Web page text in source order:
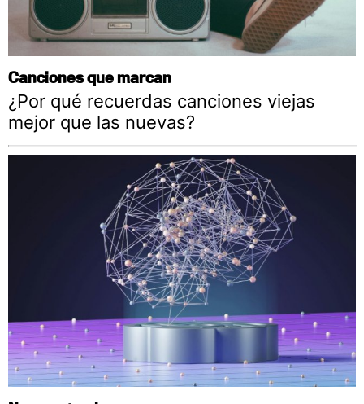
Canciones que marcan
¿Por qué recuerdas canciones viejas
mejor que las nuevas?